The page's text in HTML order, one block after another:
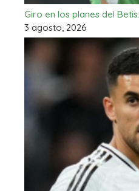
Giro en los planes del
3 agosto, 2026